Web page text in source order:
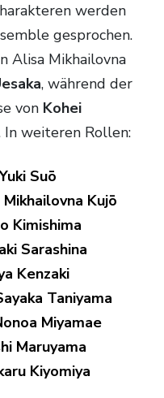
gesprochen.
Alisa Mikhailovna
, während der
von Kohei
In weiteren Rollen:
Yuki Suō
Mikhailovna Kujō
Kimishima
Sarashina
Kenzaki
Taniyama
Miyamae
Maruyama
Kiyomiya